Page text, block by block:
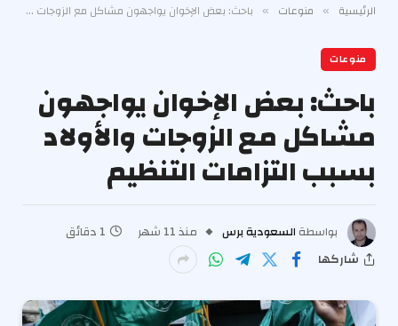
الرئيسية » منوعات » باحث: بعض الإخوان يواجهون مشاكل مع الزوجات والأولاد بسبب التزامات التنظيم
منوعات
باحث: بعض الإخوان يواجهون
مشاكل مع الزوجات والأولاد
بسبب التزامات التنظيم
بواسطة السعودية برس منذ 11 شهر
1 دقائق
شاركها